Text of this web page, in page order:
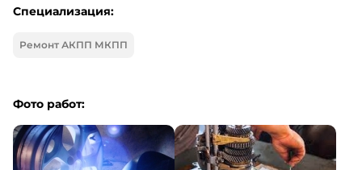
Специализация:
Ремонт АКПП МКПП
Фото работ: